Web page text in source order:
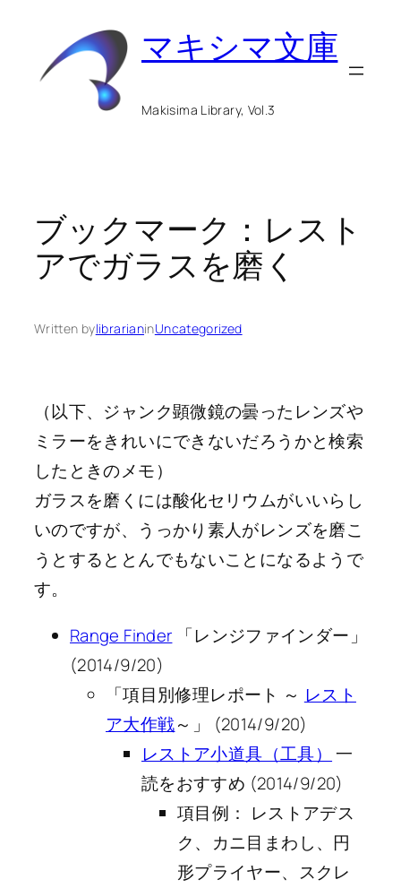
マキシマ文庫
Makisima Library, Vol.3
ブックマーク：レスト
アでガラスを磨く
Written bylibrarianinUncategorized
（以下、ジャンク顕微鏡の曇ったレンズや
ミラーをきれいにできないだろうかと検索
したときのメモ）
ガラスを磨くには酸化セリウムがいいらし
いのですが、うっかり素人がレンズを磨こ
うとするととんでもないことになるようで
す。
Range Finder 「レンジファインダー」
(2014/9/20)
「項目別修理レポート ～ レスト
ア大作戦～」 (2014/9/20)
レストア小道具（工具）
一
読をおすすめ (2014/9/20)
項目例： レストアデス
ク、カニ目まわし、円
形プライヤー、スクレ